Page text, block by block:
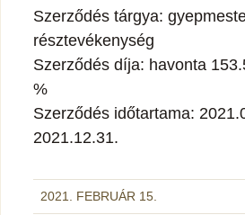
Szerződés tárgya:
résztevékenység
Szerződés díja: havonta
%
Szerződés időtartama:
2021.12.31.
2021. FEBRUÁR 15.